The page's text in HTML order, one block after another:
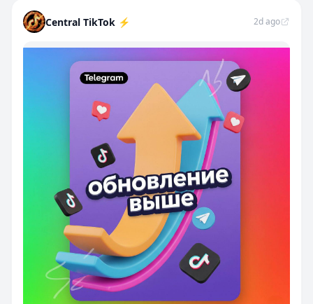
Central TikTok ⚡️ 2d ago